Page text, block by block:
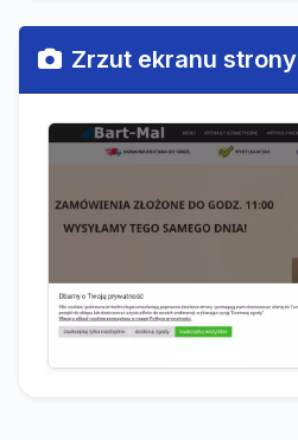
Zrzut ekranu strony